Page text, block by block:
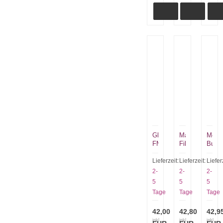
Glock
FM
Feldmesser
glatt
schwarz
Lieferzeit:
2-
5
Tage
42,00
inkl.
Martiini
Filletiermesser
Lieferzeit:
2-
5
Tage
42,80
inkl.
Mora
mit
2-
5
Tage
inkl.